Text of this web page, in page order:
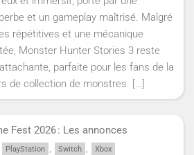
et un gameplay maîtrisé. Malgré
répétitives et une mécanique
Monster Hunter Stories 3 reste
parfaite pour les fans de la
de collection de monstres. […]
Fest 2026 : Les annonces
PlayStation , Switch , Xbox